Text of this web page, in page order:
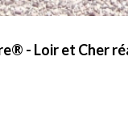
- Loir et Cher